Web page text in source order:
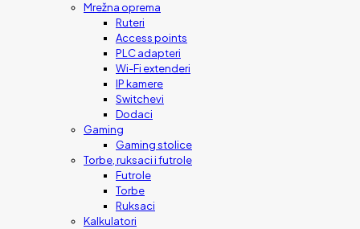
Mrežna oprema
Ruteri
Access points
PLC adapteri
Wi-Fi extenderi
IP kamere
Switchevi
Dodaci
Gaming
Gaming stolice
Torbe, ruksaci i futrole
Futrole
Torbe
Ruksaci
Kalkulatori